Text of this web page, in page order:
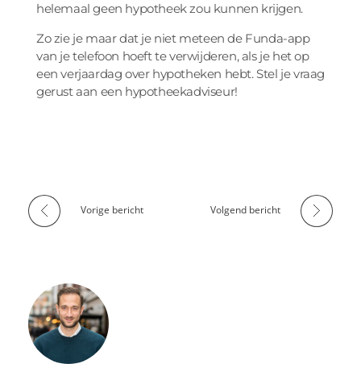
helemaal geen hypotheek zou kunnen krijgen.
Zo zie je maar dat je niet meteen de Funda-app
van je telefoon hoeft te verwijderen, als je het op
een verjaardag over hypotheken hebt. Stel je vraag
gerust aan een hypotheekadviseur!
Vorige bericht Volgend bericht